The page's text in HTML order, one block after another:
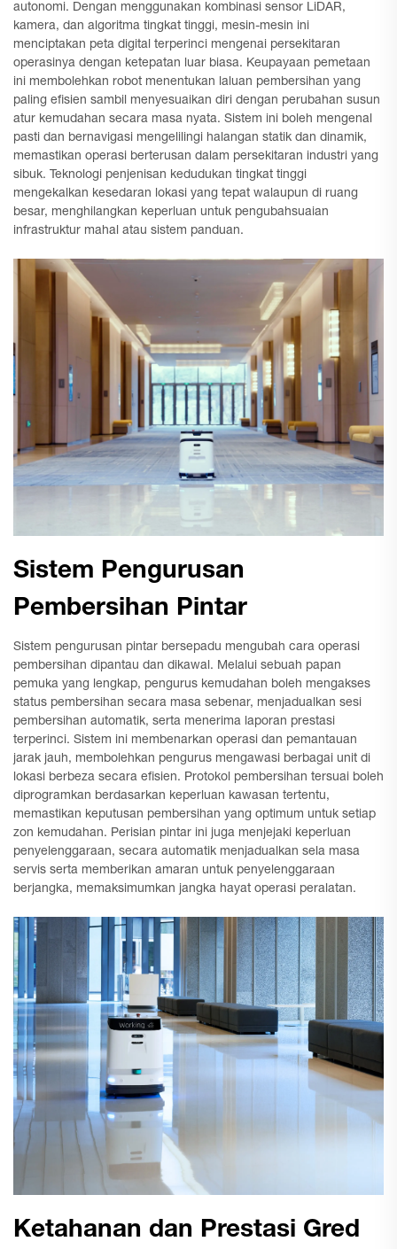
autonomi. Dengan menggunakan kombinasi sensor LiDAR,
kamera, dan algoritma tingkat tinggi, mesin-mesin ini
menciptakan peta digital terperinci mengenai persekitaran
operasinya dengan ketepatan luar biasa. Keupayaan pemetaan
ini membolehkan robot menentukan laluan pembersihan yang
paling efisien sambil menyesuaikan diri dengan perubahan susun
atur kemudahan secara masa nyata. Sistem ini boleh mengenal
pasti dan bernavigasi mengelilingi halangan statik dan dinamik,
memastikan operasi berterusan dalam persekitaran industri yang
sibuk. Teknologi penjenisan kedudukan tingkat tinggi
mengekalkan kesedaran lokasi yang tepat walaupun di ruang
besar, menghilangkan keperluan untuk pengubahsuaian
infrastruktur mahal atau sistem panduan.
Sistem Pengurusan
Pembersihan Pintar
Sistem pengurusan pintar bersepadu mengubah cara operasi
pembersihan dipantau dan dikawal. Melalui sebuah papan
pemuka yang lengkap, pengurus kemudahan boleh mengakses
status pembersihan secara masa sebenar, menjadualkan sesi
pembersihan automatik, serta menerima laporan prestasi
terperinci. Sistem ini membenarkan operasi dan pemantauan
jarak jauh, membolehkan pengurus mengawasi berbagai unit di
lokasi berbeza secara efisien. Protokol pembersihan tersuai boleh
diprogramkan berdasarkan keperluan kawasan tertentu,
memastikan keputusan pembersihan yang optimum untuk setiap
zon kemudahan. Perisian pintar ini juga menjejaki keperluan
penyelenggaraan, secara automatik menjadualkan sela masa
servis serta memberikan amaran untuk penyelenggaraan
berjangka, memaksimumkan jangka hayat operasi peralatan.
Ketahanan dan Prestasi Gred